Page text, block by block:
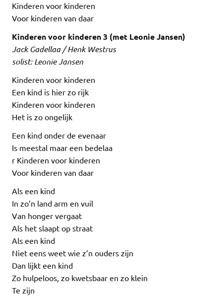
Kinderen voor kinderen
Voor kinderen van daar
Kinderen voor kinderen 3 (met Leonie Jansen)
Jack Gadellaa / Henk Westrus
solist: Leonie Jansen
Kinderen voor kinderen
Een kind is hier zo rijk
Kinderen voor kinderen
Het is zo ongelijk
Een kind onder de evenaar
Is meestal maar een bedelaa
r Kinderen voor kinderen
Voor kinderen van daar
Als een kind
In zo’n land arm en vuil
Van honger vergaat
Als het slaapt op straat
Als een kind
Niet eens weet wie z’n ouders zijn
Dan lijkt een kind
Zo hulpeloos, zo kwetsbaar en zo klein
Te zijn